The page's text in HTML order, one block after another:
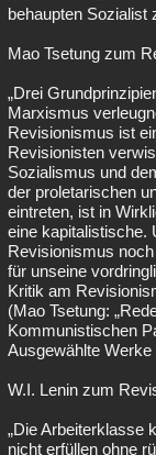
behaupten Sozialist
Mao Tsetung zum
„Drei
Marxismus
Revisionismus ist
Revisionisten
Sozialismus und
der proletarischen
eintreten, ist in
eine kapitalistische.
Revisionismus
für unseine
Kritik am
(Mao Tsetung:
Kommunistischen
Ausgewählte Werke
W.I. Lenin zum
„Die Arbeiterklasse
nicht erfüllen ohne